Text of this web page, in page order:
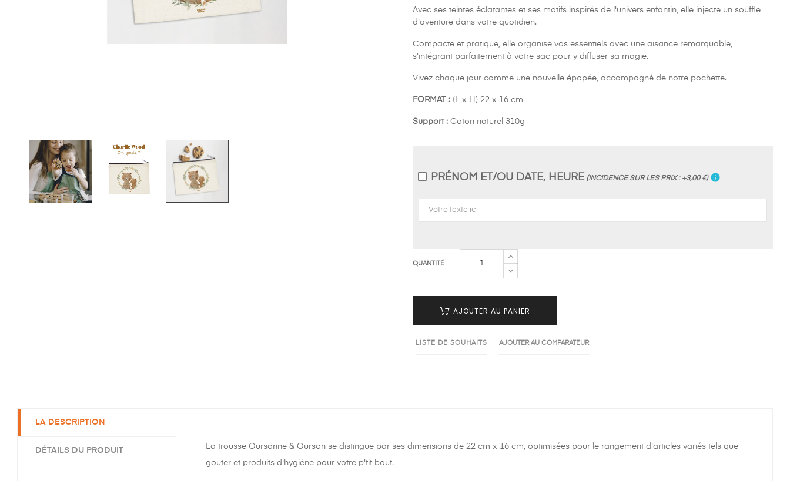
Avec ses teintes éclatantes et ses motifs inspirés de l'univers enfantin, elle injecte un souffle
d'aventure dans votre quotidien.
Compacte et pratique, elle organise vos essentiels avec une aisance remarquable,
s'intégrant parfaitement à votre sac pour y diffuser sa magie.
Vivez chaque jour comme une nouvelle épopée, accompagné de notre pochette.
FORMAT : (L x H) 22 x 16 cm
Support : Coton naturel 310g
PRÉNOM ET/OU DATE, HEURE (INCIDENCE SUR LES PRIX : +3,00 €) info
QUANTITÉ
AJOUTER AU PANIER
LISTE DE SOUHAITS AJOUTER AU COMPARATEUR
LA DESCRIPTION
DÉTAILS DU PRODUIT
La trousse Oursonne & Ourson se distingue par ses dimensions de 22 cm x 16 cm, optimisées pour le rangement d'articles variés tels que
gouter et produits d'hygiène pour votre p'tit bout.